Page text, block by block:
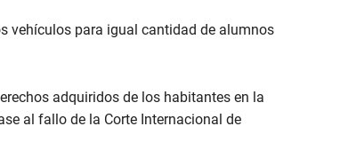
vehículos para igual cantidad de alumnos
adquiridos de los habitantes en la
al fallo de la Corte Internacional de